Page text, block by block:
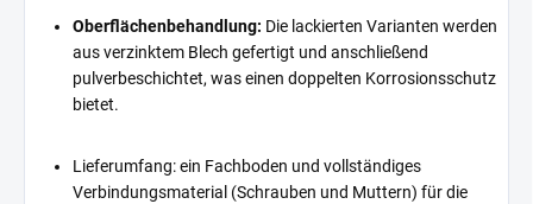
Oberflächenbehandlung: Die lackierten Varianten werden
aus verzinktem Blech gefertigt und anschließend
pulverbeschichtet, was einen doppelten Korrosionsschutz
bietet.
Lieferumfang: ein Fachboden und vollständiges
Verbindungsmaterial (Schrauben und Muttern) für die